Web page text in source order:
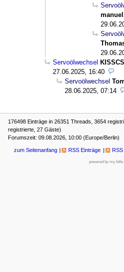
Servoölwechsel
27.06.2025, 16:40
Servoölwechsel
28.06.2025, 07:14
176498 Einträge in 26351 Threads, 3654
registrierte, 27 Gäste)
Forumszeit: 09.08.2026, 10:00 (Europe/Berlin)
zum Seitenanfang RSS Einträge
powered by my little